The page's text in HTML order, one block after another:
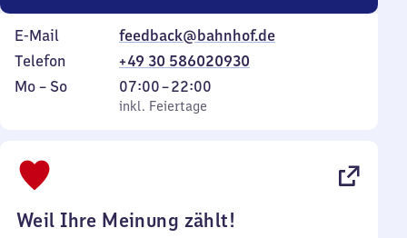
E-Mail
feedback@bahnhof.de
Telefon
+49 30 586020930
Montag
Mo – So,
inkl. Feiertage
07:00–22:00
Von
7
inkl. Feiertage
Weil Ihre Meinung zählt!